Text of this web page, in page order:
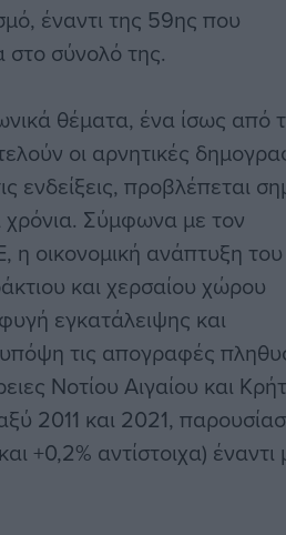
έναντι της 59ης που
στο σύνολό της.
θέματα, ένα ίσως από
οι αρνητικές
ενδείξεις, προβλέπεται
Σύμφωνα με τον
η οικονομική ανάπτυξη του
και χερσαίου χώρου
εγκατάλειψης και
τις απογραφές
Νοτίου Αιγαίου και
2011 και 2021,
+0,2% αντίστοιχα) έναντι